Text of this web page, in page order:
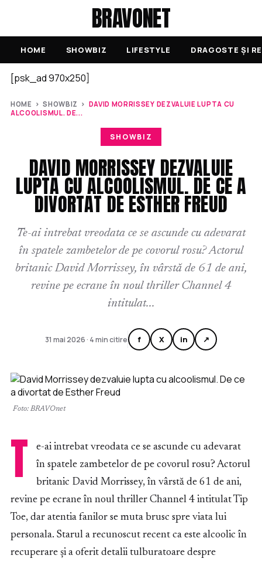
BRAVONET
HOME SHOWBIZ LIFESTYLE DRAGOSTE ȘI
[psk_ad 970x250]
HOME ›SHOWBIZ › DAVID MORRISSEY DEZVALUIE LUPTA CU
ALCOOLISMUL. DE...
SHOWBIZ
DAVID MORRISSEY DEZVALUIE
LUPTA CU ALCOOLISMUL. DE CE A
DIVORTAT DE ESTHER FREUD
Te-ai intrebat vreodata ce se ascunde cu adevarat
în spatele zambetelor de pe covorul rosu? Actorul
britanic David Morrissey, în vârstă de 61 de ani,
revine pe ecrane în noul thriller Channel 4
intitulat...
31 mai 2026 · 4 min citire f X in ↗
Foto: BRAVOnet
T
e-ai intrebat vreodata ce se ascunde cu adevarat
în spatele zambetelor de pe covorul rosu? Actorul
britanic David Morrissey, în vârstă de 61 de ani,
revine pe ecrane în noul thriller Channel 4 intitulat Tip
Toe, dar atentia fanilor se muta brusc spre viata lui
personala. Starul a recunoscut recent ca este alcoolic în
recuperare și a oferit detalii tulburatoare despre